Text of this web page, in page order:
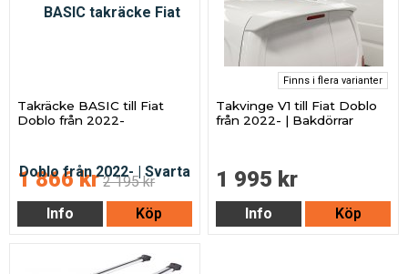
Takräcke BASIC till Fiat
Doblo från 2022-
1 866 kr 2 195 kr
Info
Köp
Finns i flera varianter
Takvinge V1 till Fiat Doblo
från 2022- | Bakdörrar
1 995 kr
Info Köp